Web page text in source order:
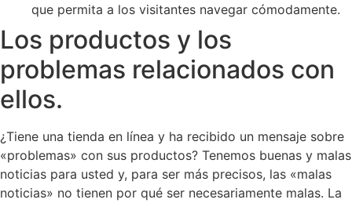
que permita a los visitantes navegar cómodamente.
Los productos y los
problemas relacionados con
ellos.
¿Tiene una tienda en línea y ha recibido un mensaje sobre
«problemas» con sus productos? Tenemos buenas y malas
noticias para usted y, para ser más precisos, las «malas
noticias» no tienen por qué ser necesariamente malas. La